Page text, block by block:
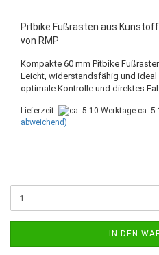
Pitbike Fußrasten aus
von RMP
Kompakte 60 mm Pitbike
Leicht, widerstandsfähig und
optimale Kontrolle und direktes
Lieferzeit: ca.
abweichend)
IN DEN